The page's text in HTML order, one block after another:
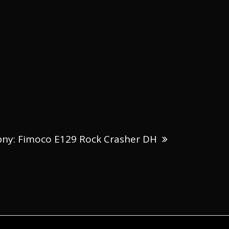
Następny:
Fimoco E129 Rock Crasher DH